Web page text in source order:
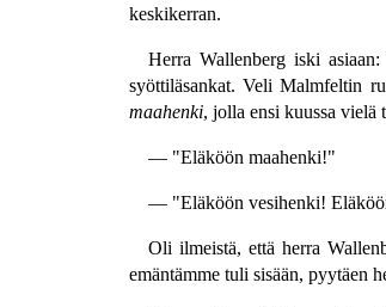
keskikerran.
Herra Wallenberg iski
syöttiläsankat. Veli Malmfeltin
maahenki, jolla ensi kuussa vielä
— "Eläköön maahenki!"
— "Eläköön vesihenki!
Oli ilmeistä, että herra
emäntämme tuli sisään, pyytäen